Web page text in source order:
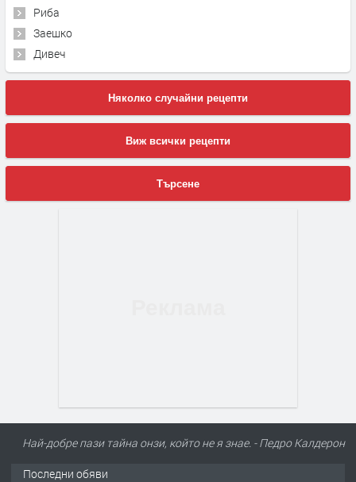
Риба
Заешко
Дивеч
Няколко случайни рецепти
Виж всички рецепти
Търсене
Най-добре пази тайна онзи, който не я знае. - Педро Калдерон
Последни обяви